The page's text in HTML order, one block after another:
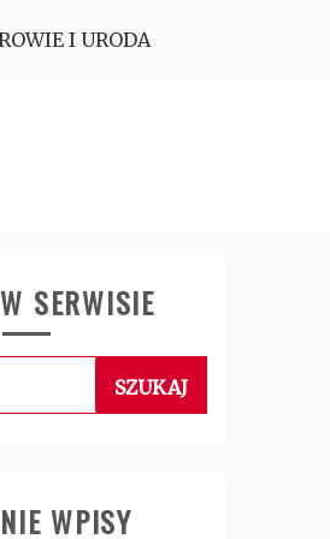
I URODA
SERWISIE
WPISY